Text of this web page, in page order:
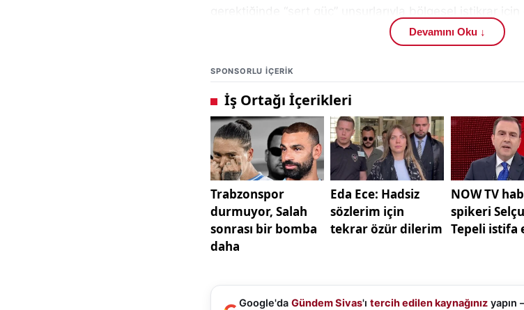
insani yardım, yeniden inşa ve diplomasi kanallarını
söyledi; dış politikanın önceliğinin istikrar, barış ve
yineledi.
Olay, yalnızca iki lider arasındaki söylem çatışması
kamuoyunda ve uluslararası platformlarda da yankı
refleksleri, Dışişleri ile koordineli beyanlar ve ulusal
yürütülen diplomatik adımlar, siyasetin yanı sıra hukuki
değerlendirmelere neden oldu. Türkiye’nin dış politika
diplomasi hem de iç kamusal algı açısından önem
Kaynak:SonDakika
Devamını Oku ↓
SPONSORLU IÇERIK
Google'da Gündem Sivas'ı tercih edilen kaynağınız yapın